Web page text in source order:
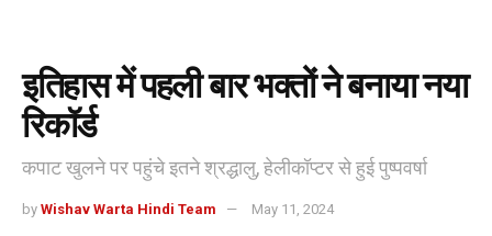
इतिहास में पहली बार भक्तों ने बनाया नया
रिकॉर्ड
कपाट खुलने पर पहुंचे इतने श्रद्धालु, हेलीकॉप्टर से हुई पुष्पवर्षा
by Wishav Warta Hindi Team May 11, 2024